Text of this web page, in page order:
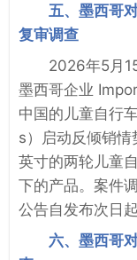
五、墨西哥
复审调查
2026年5月
墨西哥企业
中国的儿童自行
s）启动反倾销
英寸的两轮儿童
下的产品。案件
公告自发布次日起
六、墨西哥